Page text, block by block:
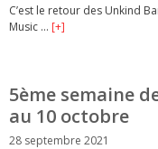
C’est le retour des Unkind
Music … [+]
5ème semaine
au 10 octobre
28 septembre 2021